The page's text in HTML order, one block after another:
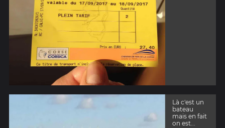
Là c'est un
bateau
mais en fait
on est...